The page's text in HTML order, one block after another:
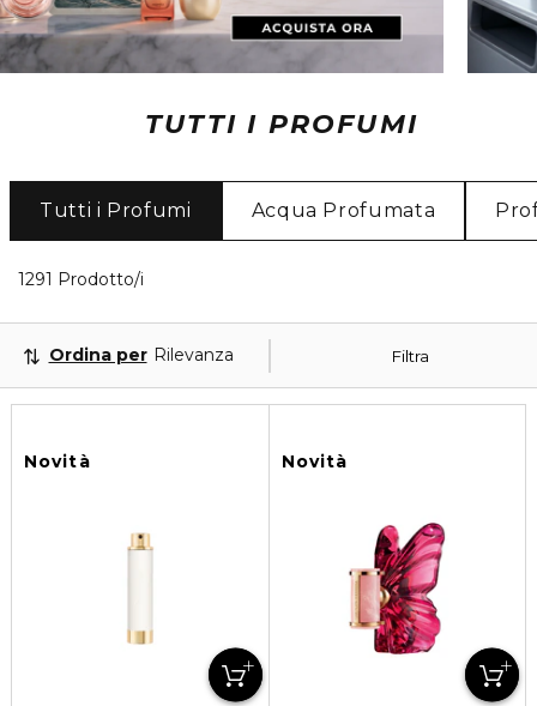
TUTTI I PROFUMI
Tutti i Profumi Acqua Profumata
1291 Prodotto/i
Filtra
Ordina per Rilevanza
Novità Novità